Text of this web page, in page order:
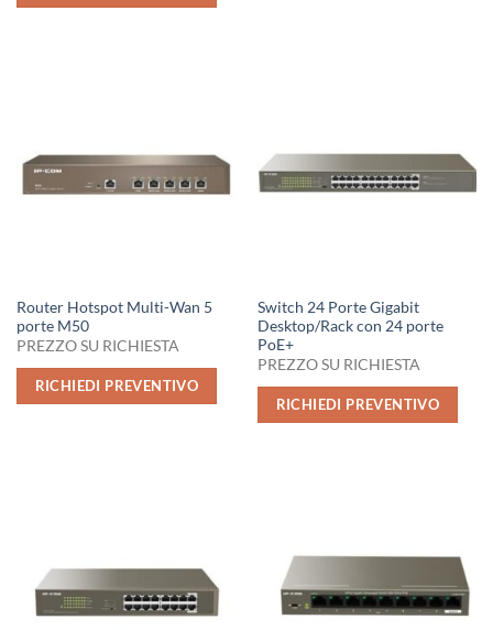
Router Hotspot Multi-Wan 5
porte M50
PREZZO SU RICHIESTA
RICHIEDI PREVENTIVO
Switch 24 Porte Gigabit
Desktop/Rack con 24 porte
PoE+
PREZZO SU RICHIESTA
RICHIEDI PREVENTIVO